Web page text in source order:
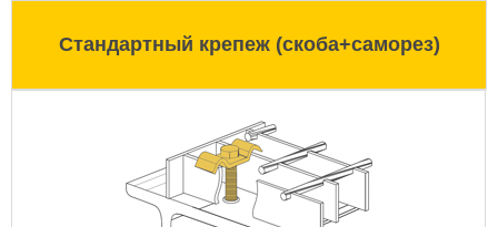
Стандартный крепеж (скоба+саморез)